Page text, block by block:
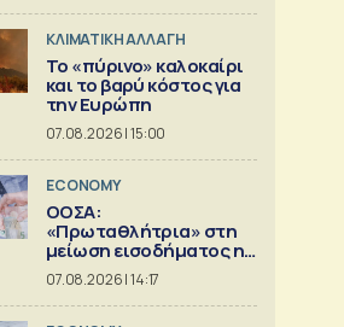
ΚΛΙΜΑΤΙΚΗ ΑΛΛΑΓΗ
Το «πύρινο» καλοκαίρι
και το βαρύ κόστος για
την Ευρώπη
07.08.2026 | 15:00
ECONOMY
ΟΟΣΑ:
«Πρωταθλήτρια» στη
μείωση εισοδήματος η
Ελλάδα
07.08.2026 | 14:17